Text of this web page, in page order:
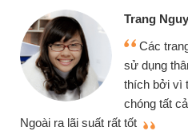
Trang
Các
sử dụng
thích bởi vì
chóng tất
Ngoài ra lãi suất rất tốt